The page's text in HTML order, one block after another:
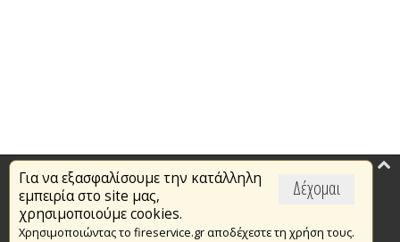
Δέχομαι
Για να εξασφαλίσουμε την κατάλληλη
εμπειρία στο site μας,
χρησιμοποιούμε cookies.
Χρησιμοποιώντας το fireservice.gr αποδέχεστε τη χρήση τους.
Επικαιρότητα
Το Πυροσβεστικό Σώμα